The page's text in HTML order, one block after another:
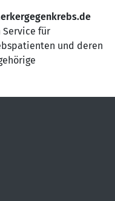
Service für
und deren